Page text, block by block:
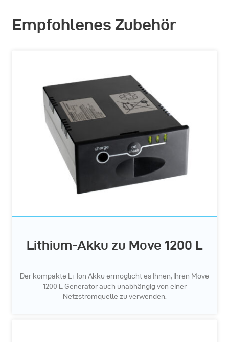
Empfohlenes Zubehör
Lithium-Akku zu Move 1200 L
Der kompakte Li-Ion Akku ermöglicht es Ihnen, Ihren Move
1200 L Generator auch unabhängig von einer
Netzstromquelle zu verwenden.